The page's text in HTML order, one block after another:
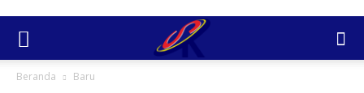
Beranda Baru